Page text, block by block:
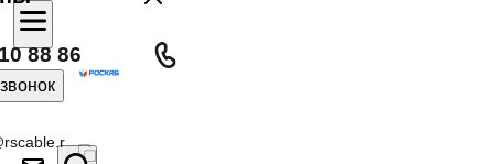
88 86